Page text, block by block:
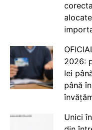
2026:
lei
până
Unici